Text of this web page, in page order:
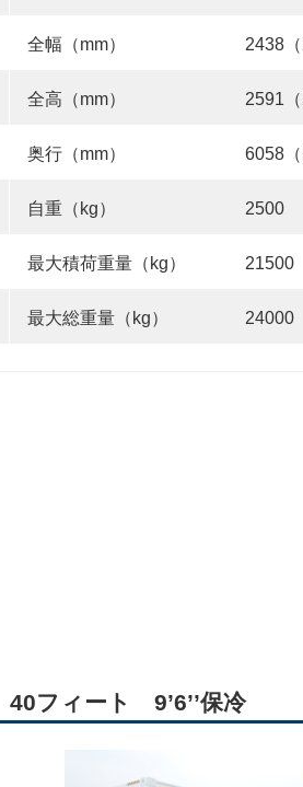
全幅（mm） 2438（
全高（mm） 2591（
奥行（mm） 6058（
自重（kg） 2500
最大積荷重量（kg） 21500
最大総重量（kg） 24000
40フィート 9’6’’保冷